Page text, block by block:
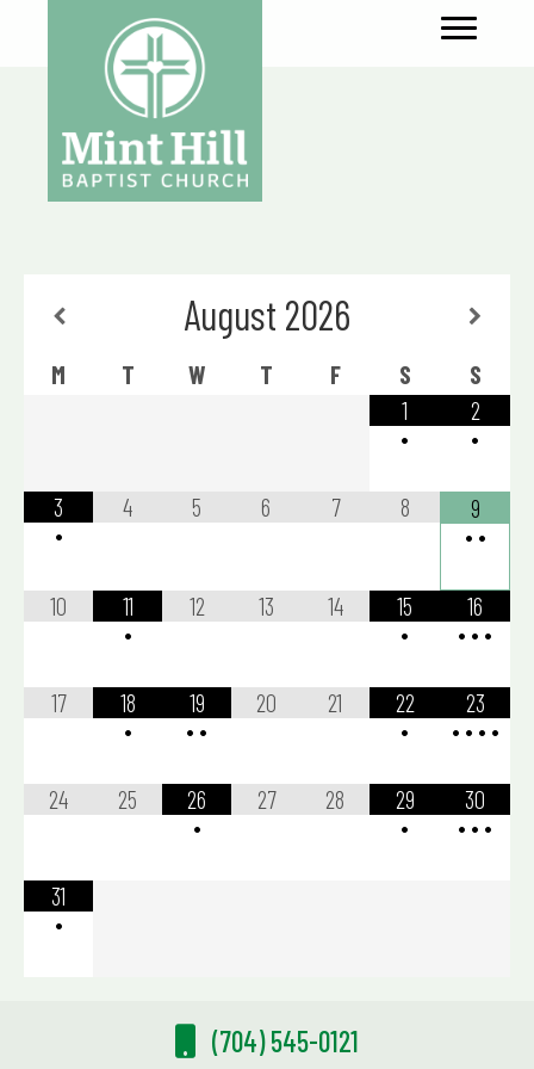
August 2026
M T W T F S
S
1
•
2
•
3
•
4 5 6 7 8
9
• •
10
11
•
12 13 14
15
•
16
• • •
17
18
•
19
• •
20 21
22
•
23
• • • •
24 25
26
•
27 28
29
•
30
• • •
31
•
(704) 545-0121